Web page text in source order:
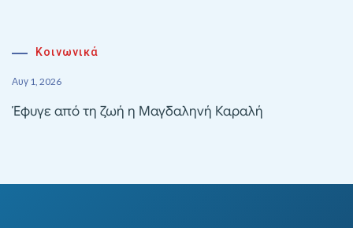
Κοινωνικά
Αυγ 1, 2026
Έφυγε από τη ζωή η Μαγδαληνή Καραλή